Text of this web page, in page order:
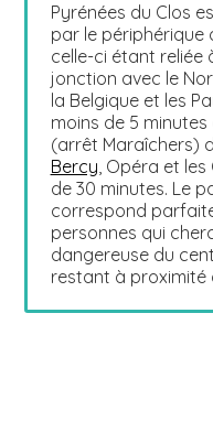
Pyrénées du Clos
par le périphérique
celle-ci étant reliée
jonction avec le
la Belgique et les
moins de 5
(arrêt Maraîchers)
Bercy, Opéra et les
de 30 minutes. Le
correspond
personnes qui
dangereuse du
restant à proximité